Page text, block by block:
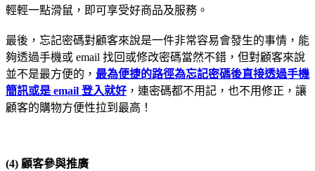
輕輕一點滑鼠，即可享受好商品及服務。
最後，忘記密碼對顧客來說是一件非常容易會發生的事情，能
夠透過手機或 email 找回或修改密碼當然不錯，但對顧客來說
並不是最方便的， 最為便捷的路徑為忘記密碼後直接透過手機
簡訊或是 email 登入就好 ，連密碼都不用記，也不用修正，讓
顧客的購物方便性拉到最高！
(4) 顧客參與推廣